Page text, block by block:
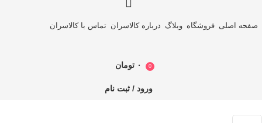
صفحه اصلی فروشگاه وبلاگ درباره کالاسران تماس با کالاسران
0 ۰ تومان
ورود / ثبت نام